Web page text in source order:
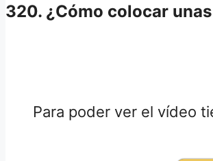
320. ¿Cómo colocar
Para poder ver el vídeo